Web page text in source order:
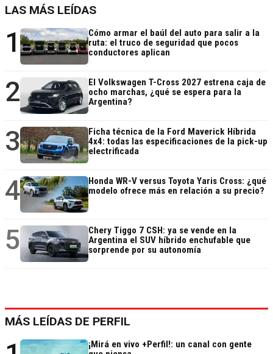
LAS MÁS LEÍDAS
1
Cómo armar el baúl del auto para salir a la
ruta: el truco de seguridad que pocos
conductores aplican
2
El Volkswagen T-Cross 2027 estrena caja de
ocho marchas, ¿qué se espera para la
Argentina?
3
Ficha técnica de la Ford Maverick Híbrida
4x4: todas las especificaciones de la pick-up
electrificada
4
Honda WR-V versus Toyota Yaris Cross: ¿qué
modelo ofrece más en relación a su precio?
5
Chery Tiggo 7 CSH: ya se vende en la
Argentina el SUV híbrido enchufable que
sorprende por su autonomía
MÁS LEÍDAS DE PERFIL
¡Mirá en vivo +Perfil!: un canal con gente